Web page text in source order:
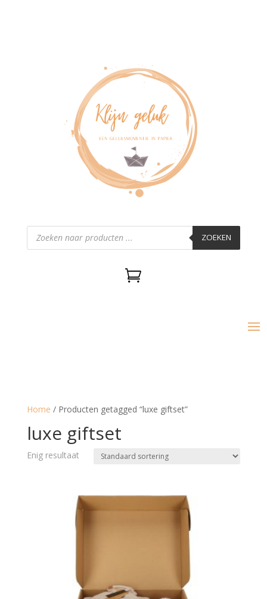
Producten
zoeken ZOEKEN

Home / Producten getagged “luxe giftset”
luxe giftset
Enig resultaat